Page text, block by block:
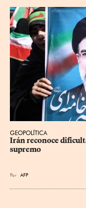
GEOPOLÍTICA
Irán reconoce
supremo
Por AFP